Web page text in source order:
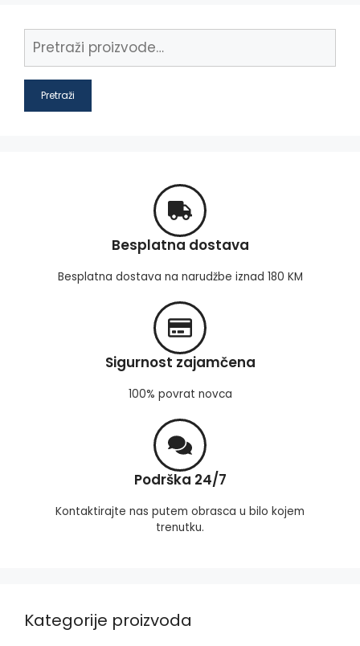
Pretraži
Besplatna dostava
Besplatna dostava na narudžbe iznad 180 KM
Sigurnost zajamčena
100% povrat novca
Podrška 24/7
Kontaktirajte nas putem obrasca u bilo kojem
trenutku.
Kategorije proizvoda